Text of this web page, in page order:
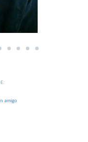
5 6 7 8
amigo